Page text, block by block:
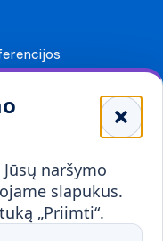
naršymo
slapukus.
„Priimti“.